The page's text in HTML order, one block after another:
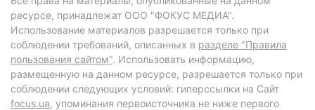
ресурсе, принадлежат ООО "ФОКУС МЕДИА".
Использование материалов разрешается только при
соблюдении требований, описанных в разделе "Правила
пользования сайтом". Использовать информацию,
размещенную на данном ресурсе, разрешается только при
соблюдении следующих условий: гиперссылки на Сайт
focus.ua, упоминания первоисточника не ниже первого